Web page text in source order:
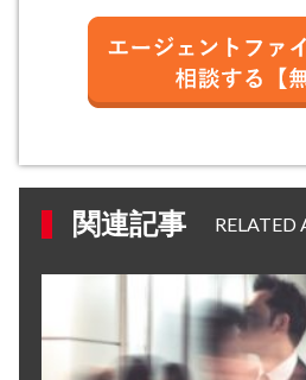
関連記事 RELATED